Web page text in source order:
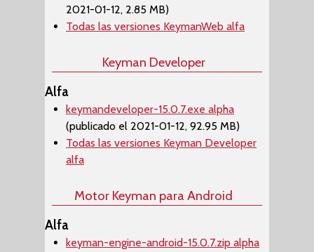
2021-01-12, 2.85 MB)
Todas las versiones KeymanWeb alfa
Keyman Developer
Alfa
keymandeveloper-15.0.7.exe alpha
(publicado el 2021-01-12, 92.95 MB)
Todas las versiones Keyman Developer
alfa
Motor Keyman para Android
Alfa
keyman-engine-android-15.0.7.zip alpha